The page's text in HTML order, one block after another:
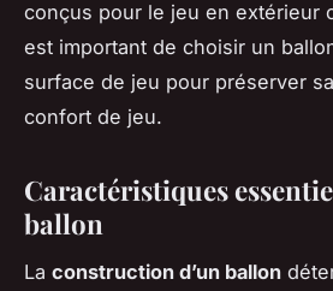
conçus pour le jeu en extérieur
est important de choisir un
surface de jeu pour préserver
confort de jeu.
Caractéristiques
ballon
La construction d’un ballon